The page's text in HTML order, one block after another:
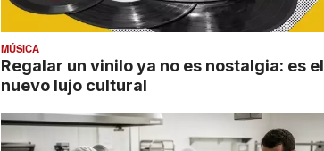
MÚSICA
Regalar un vinilo ya no es nostalgia: es el
nuevo lujo cultural